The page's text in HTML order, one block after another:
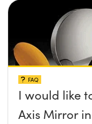
FAQ
I would like
Axis Mirror